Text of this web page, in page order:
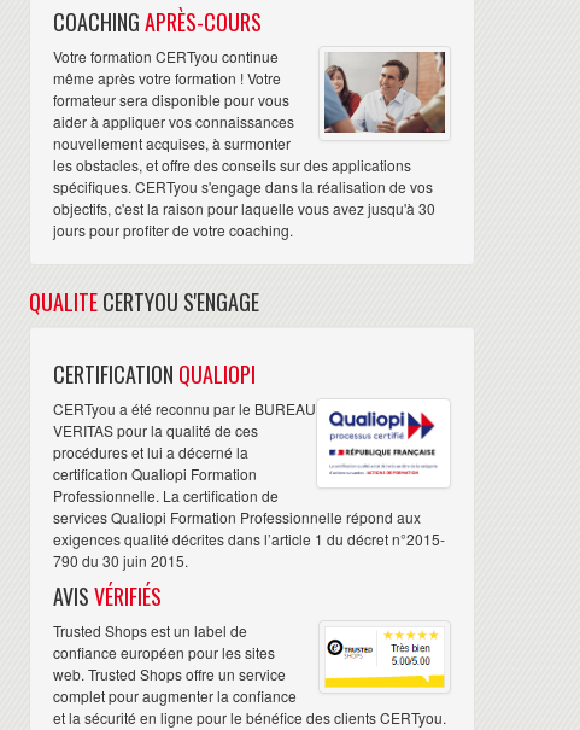
COACHINGAPRÈS-COURS
Votre formation CERTyou continue
même après votre formation ! Votre
formateur sera disponible pour vous
aider à appliquer vos connaissances
nouvellement acquises, à surmonter
les obstacles, et offre des conseils sur des applications
spécifiques. CERTyou s'engage dans la réalisation de vos
objectifs, c'est la raison pour laquelle vous avez jusqu'à 30
jours pour profiter de votre coaching.
QUALITECERTYOU S'ENGAGE
CERTIFICATION QUALIOPI
CERTyou a été reconnu par le BUREAU
VERITAS pour la qualité de ces
procédures et lui a décerné la
certification Qualiopi Formation
Professionnelle. La certification de
services Qualiopi Formation Professionnelle répond aux
exigences qualité décrites dans l’article 1 du décret n°2015-
790 du 30 juin 2015.
AVISVÉRIFIÉS
Trusted Shops est un label de
confiance européen pour les sites
web. Trusted Shops offre un service
complet pour augmenter la confiance
et la sécurité en ligne pour le bénéfice des clients CERTyou.